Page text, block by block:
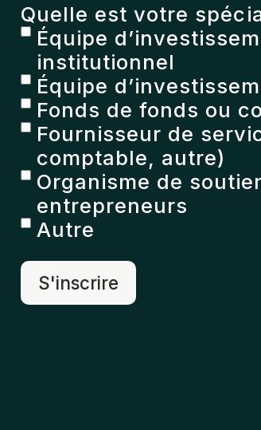
Quelle est votre
Équipe
institutionnel
Équipe
Fonds de fonds ou
Fournisseur de
comptable, autre)
Organisme de
entrepreneurs
Autre